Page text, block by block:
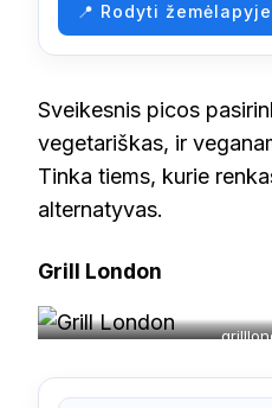
📍 Rodyti žemėlapyje
Sveikesnis picos
vegetariškas, ir
Tinka tiems, kurie
alternatyvas.
Grill London